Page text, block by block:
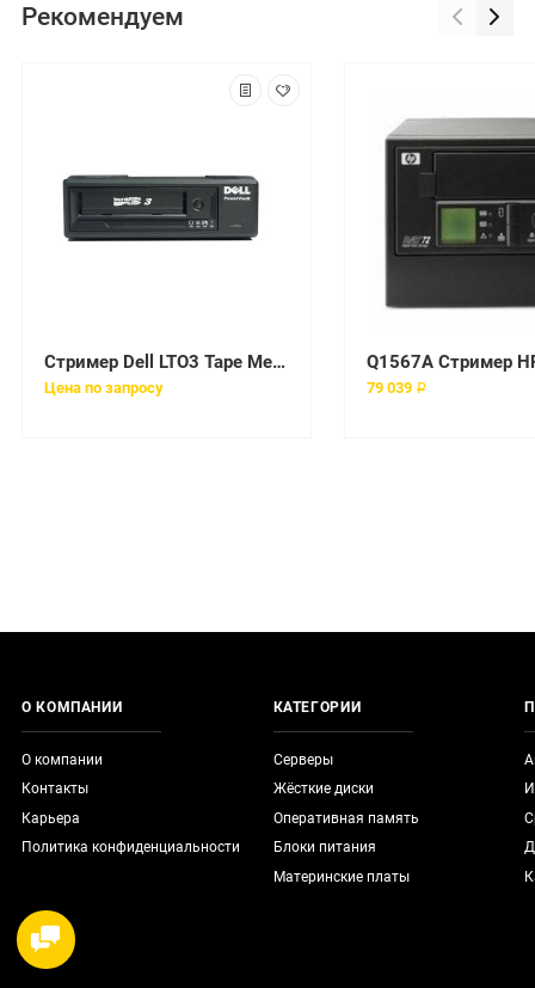
Рекомендуем
Стример Dell LTO3 Tape Media 400/800GB 1-pack [440-10875]
Цена по запросу 79 039 ₽
О КОМПАНИИ
О компании
Контакты
Карьера
Политика конфиденциальности
КАТЕГОРИИ
Серверы
Жёсткие диски
Оперативная память
Блоки питания
Материнские платы